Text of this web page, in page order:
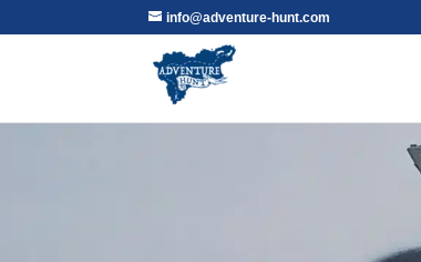
info@adventure-hunt.com